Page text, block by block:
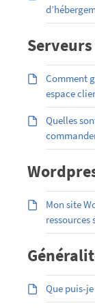
Serveurs
Comment
espace
Quelles
Mon site
ressources
Que puis-